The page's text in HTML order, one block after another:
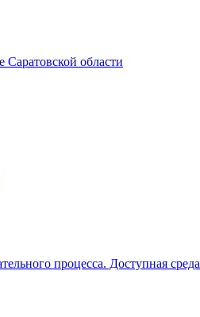
Саратовской области
процесса. Доступная среда